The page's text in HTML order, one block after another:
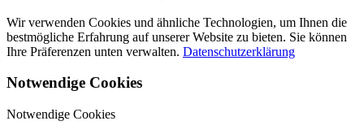
Wir verwenden Cookies und ähnliche Technologien, um Ihnen die
bestmögliche Erfahrung auf unserer Website zu bieten. Sie können
Ihre Präferenzen unten verwalten. Datenschutzerklärung
Notwendige Cookies
Notwendige Cookies